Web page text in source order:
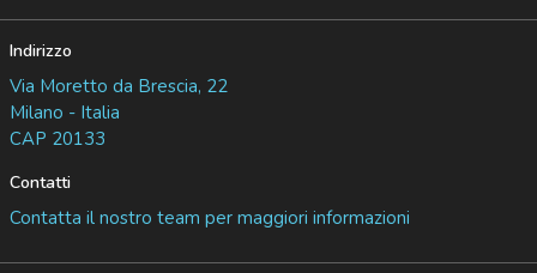
Indirizzo
Via Moretto da Brescia, 22
Milano - Italia
CAP 20133
Contatti
Contatta il nostro team per maggiori informazioni